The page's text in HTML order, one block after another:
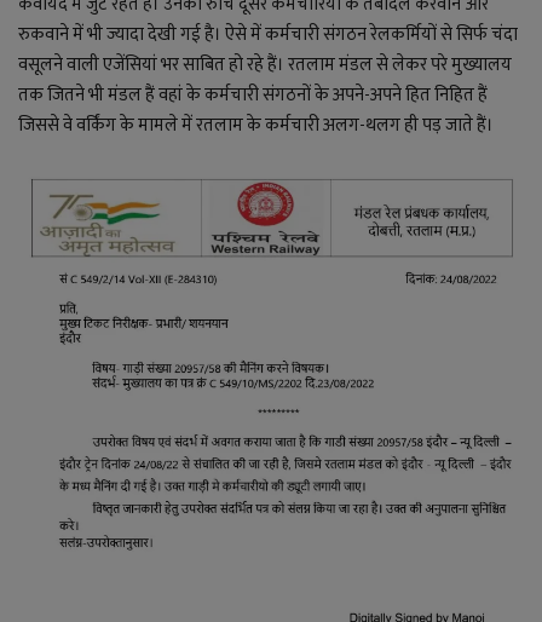
रुकवाने में भी ज्यादा देखी गई है। ऐसे में कर्मचारी संगठन रेलकर्मियों से सिर्फ चंदा
वसूलने वाली एजेंसियां भर साबित हो रहे हैं। रतलाम मंडल से लेकर परे मुख्यालय
तक जितने भी मंडल हैं वहां के कर्मचारी संगठनों के अपने-अपने हित निहित हैं
जिससे वे वर्किंग के मामले में रतलाम के कर्मचारी अलग-थलग ही पड़ जाते हैं।